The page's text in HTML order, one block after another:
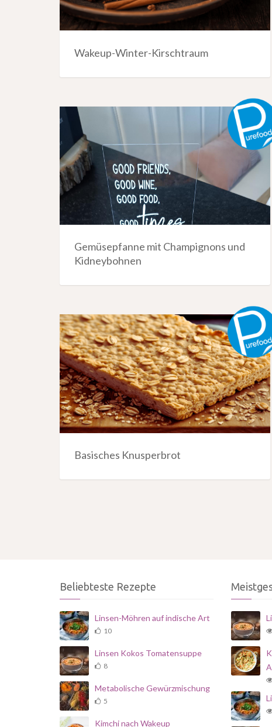
Wakeup-Winter-Kirschtraum
Gemüsepfanne mit Champignons und
Kidneybohnen
Basisches Knusperbrot
Beliebteste Rezepte
Linsen-Möhren auf indische Art
10
Linsen Kokos Tomatensuppe
8
Metabolische Gewürzmischung
5
Kimchi nach Wakeup